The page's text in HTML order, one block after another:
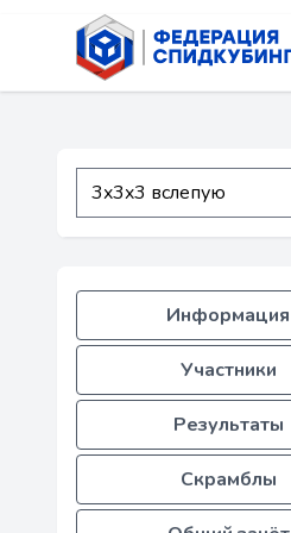
Информация
Участники
Результаты
Скрамблы